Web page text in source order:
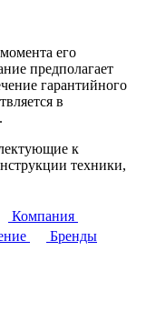
его
предполагает
гарантийного
в
к
техники,
Компания
Бренды